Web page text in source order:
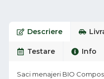
Descriere
Testare Info
Saci menajeri BIO